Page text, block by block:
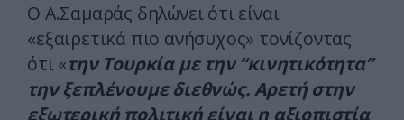
Ο Α.Σαμαράς δηλώνει ότι είναι
«εξαιρετικά πιο ανήσυχος» τονίζοντας
ότι «την Τουρκία με την “κινητικότητα”
την ξεπλένουμε διεθνώς. Αρετή στην
εξωτερική πολιτική είναι η αξιοπιστία